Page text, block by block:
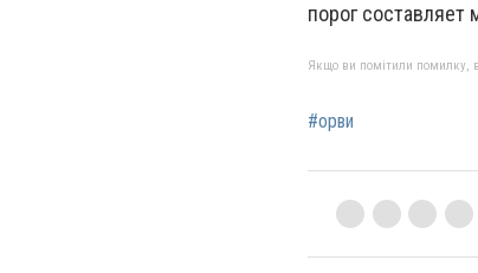
порог составляет
Якщо ви помітили помилку,
#орви